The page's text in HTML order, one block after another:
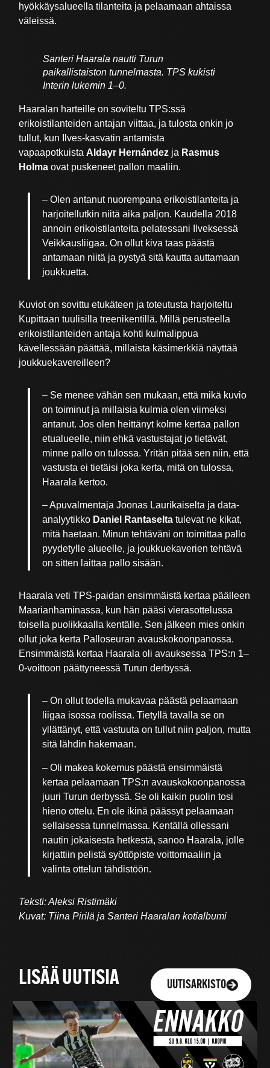
hyökkäysalueella tilanteita ja pelaamaan ahtaissa
väleissä.
Santeri Haarala nautti Turun
paikallistaiston tunnelmasta. TPS kukisti
Interin lukemin 1–0.
Haaralan harteille on soviteltu TPS:ssä
erikoistilanteiden antajan viittaa, ja tulosta onkin jo
tullut, kun Ilves-kasvatin antamista
vapaapotkuista Aldayr Hernández ja Rasmus
Holma ovat puskeneet pallon maaliin.
– Olen antanut nuorempana erikoistilanteita ja
harjoitellutkin niitä aika paljon. Kaudella 2018
annoin erikoistilanteita pelatessani Ilveksessä
Veikkausliigaa. On ollut kiva taas päästä
antamaan niitä ja pystyä sitä kautta auttamaan
joukkuetta.
Kuviot on sovittu etukäteen ja toteutusta harjoiteltu
Kupittaan tuulisilla treenikentillä. Millä perusteella
erikoistilanteiden antaja kohti kulmalippua
kävellessään päättää, millaista käsimerkkiä näyttää
joukkuekavereilleen?
– Se menee vähän sen mukaan, että mikä kuvio
on toiminut ja millaisia kulmia olen viimeksi
antanut. Jos olen heittänyt kolme kertaa pallon
etualueelle, niin ehkä vastustajat jo tietävät,
minne pallo on tulossa. Yritän pitää sen niin, että
vastusta ei tietäisi joka kerta, mitä on tulossa,
Haarala kertoo.
– Apuvalmentaja Joonas Laurikaiselta ja data-
analyytikko Daniel Rantaselta tulevat ne kikat,
mitä haetaan. Minun tehtäväni on toimittaa pallo
pyydetylle alueelle, ja joukkuekaverien tehtävä
on sitten laittaa pallo sisään.
Haarala veti TPS-paidan ensimmäistä kertaa päälleen
Maarianhaminassa, kun hän pääsi vierasottelussa
toisella puolikkaalla kentälle. Sen jälkeen mies onkin
ollut joka kerta Palloseuran avauskokoonpanossa.
Ensimmäistä kertaa Haarala oli avauksessa TPS:n 1–
0-voittoon päättyneessä Turun derbyssä.
– On ollut todella mukavaa päästä pelaamaan
liigaa isossa roolissa. Tietyllä tavalla se on
yllättänyt, että vastuuta on tullut niin paljon, mutta
sitä lähdin hakemaan.
– Oli makea kokemus päästä ensimmäistä
kertaa pelaamaan TPS:n avauskokoonpanossa
juuri Turun derbyssä. Se oli kaikin puolin tosi
hieno ottelu. En ole ikinä päässyt pelaamaan
sellaisessa tunnelmassa. Kentällä ollessani
nautin jokaisesta hetkestä, sanoo Haarala, jolle
kirjattiin pelistä syöttöpiste voittomaaliin ja
valinta ottelun tähdistöön.
Teksti: Aleksi Ristimäki
Kuvat: Tiina Pirilä ja Santeri Haaralan kotialbumi
LISÄÄ UUTISIA UUTISARKISTO